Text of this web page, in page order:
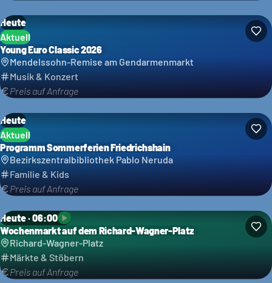
Heute
Aktuell
Young Euro Classic 2026
Mendelssohn-Remise am Gendarmenmarkt
Musik & Konzert
Preis auf Anfrage
Heute
Aktuell
Programm Sommerferien Friedrichshain
Bezirkszentralbibliothek Pablo Neruda
Familie & Kids
Preis auf Anfrage
Heute · 06:00
Wochenmarkt auf dem Richard-Wagner-Platz
Richard-Wagner-Platz
Märkte & Stöbern
Preis auf Anfrage